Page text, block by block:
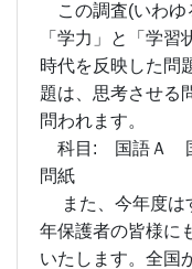
この調査(いわゆ
「学力」と「学習
時代を反映した問
題は、思考させる
問われます。
科目: 国語Ａ
問紙
また、今年度は
年保護者の皆様に
いたします。全国